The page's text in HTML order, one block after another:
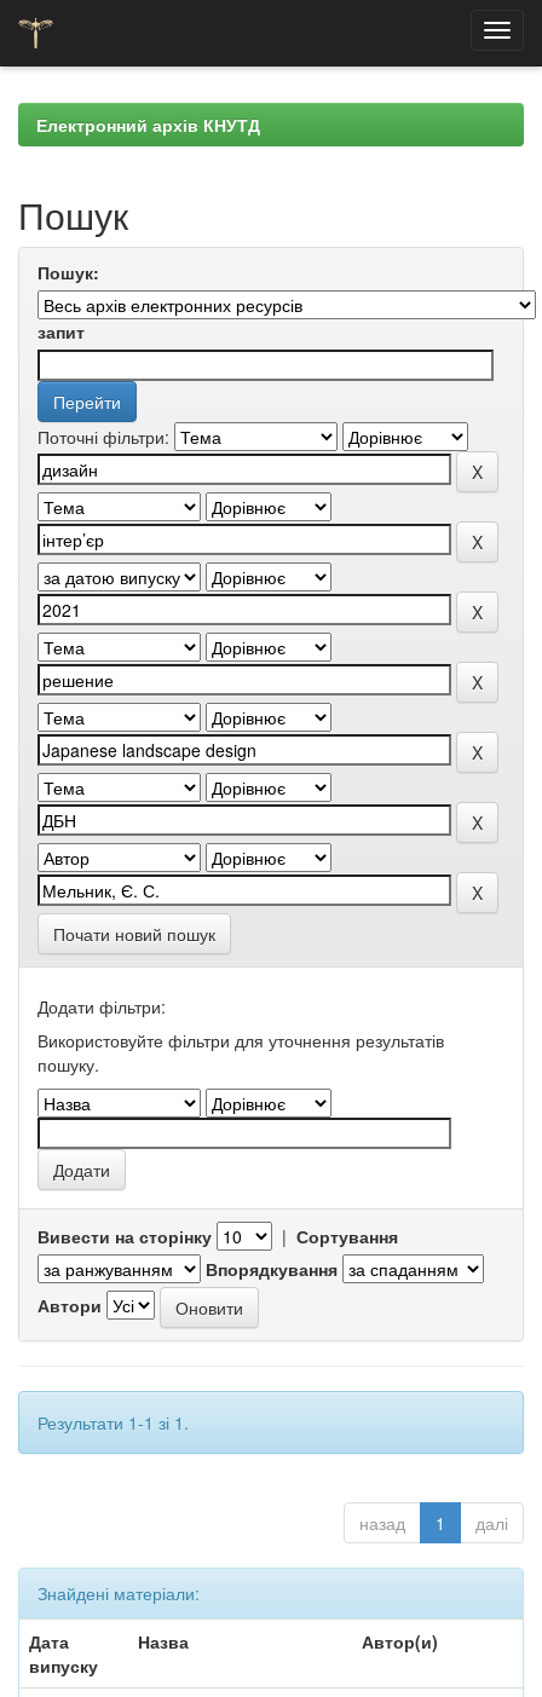
navigationЕлектронний архів КНУТД
Пошук
Пошук:
запит
Поточні фільтри:
Почати новий пошук
Додати фільтри:
Використовуйте фільтри для уточнення результатів
пошуку.
Вивести на сторінку | Сортування
Впорядкування
Автори
Результати 1-1 зі 1.
назад 1 далі
Знайдені матеріали:
Дата
випуску
Назва Автор(и)